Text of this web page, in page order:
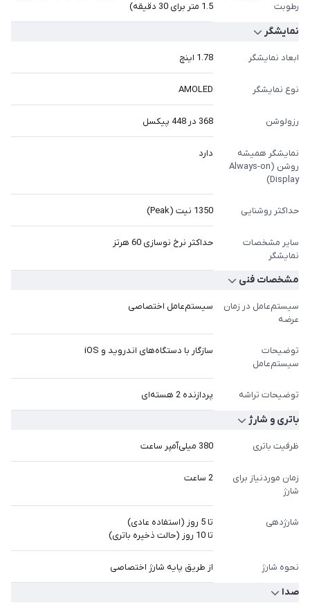
رطوبت
1.5 متر برای 30 دقیقه)
نمایشگر
ابعاد نمایشگر 1.78 اینچ
نوع نمایشگر AMOLED
رزولوشن 368 در 448 پیکسل
نمایشگر همیشه
روشن (Always-on
Display)
دارد
حداکثر روشنایی 1350 نیت (Peak)
سایر مشخصات
نمایشگر
حداکثر نرخ نوسازی 60 هرتز
مشخصات فنی
سیستم‌عامل در زمان
عرضه
سیستم‌عامل اختصاصی
توضیحات
سیستم‌عامل
سازگار با دستگاه‌های اندروید و iOS
توضیحات تراشه پردازنده 2 هسته‌ای
باتری و شارژ
ظرفیت باتری 380 میلی‌آمپر ساعت
زمان موردنیاز برای
شارژ
2 ساعت
شارژدهی
تا 5 روز (استفاده عادی)
تا 10 روز (حالت ذخیره باتری)
نحوه شارژ از طریق پایه شارژ اختصاصی
صدا